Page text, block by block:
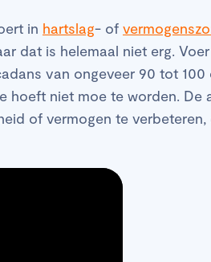
in hartslag- of
dat is helemaal niet erg.
van ongeveer 90 tot 100
hoeft niet moe te worden. De
of vermogen te verbeteren,